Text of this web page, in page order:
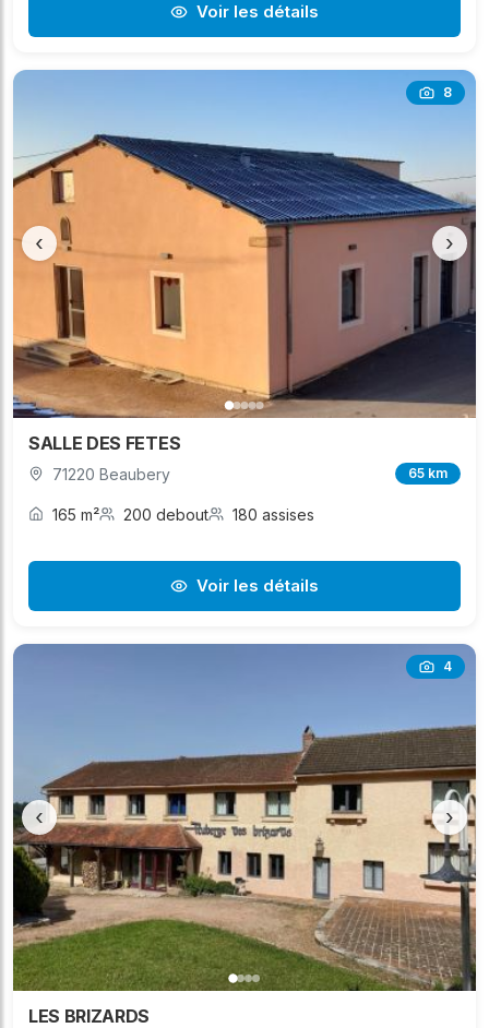
Voir les détails
8
‹ ›
SALLE DES FETES
71220 Beaubery 65 km
165 m² 200 debout 180 assises
Voir les détails
4
‹ ›
LES BRIZARDS